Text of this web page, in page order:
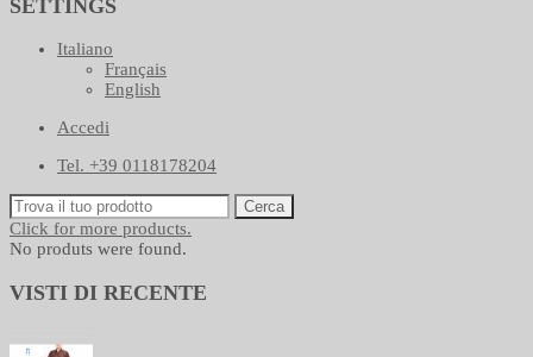
SETTINGS
Italiano
Français
English
Accedi
Tel. +39 0118178204
Cerca
Click for more products.
No produts were found.
VISTI DI RECENTE